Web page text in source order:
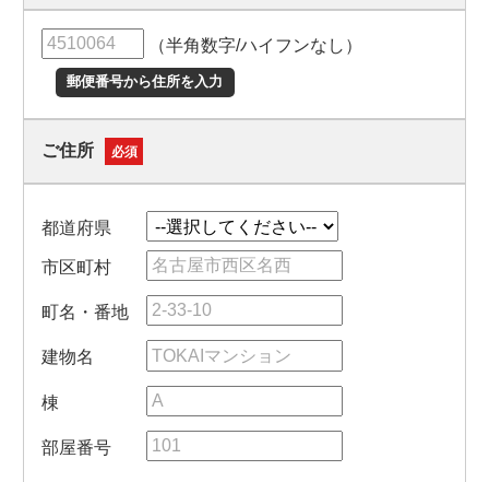
（半角数字/ハイフンなし）
郵便番号から住所を入力
ご住所 必須
都道府県
市区町村
町名・番地
建物名
棟
部屋番号